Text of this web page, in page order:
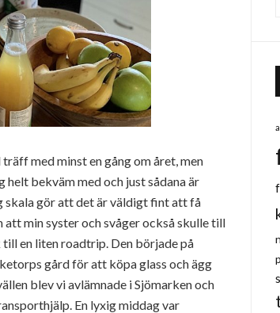
med minst en gång om året, men
helt bekväm med och just sådana är
skala gör att det är väldigt fint att få
att min syster och svåger också skulle till
en liten roadtrip. Den började på
gård för att köpa glass och ägg
blev vi avlämnade i Sjömarken och
En lyxig middag var